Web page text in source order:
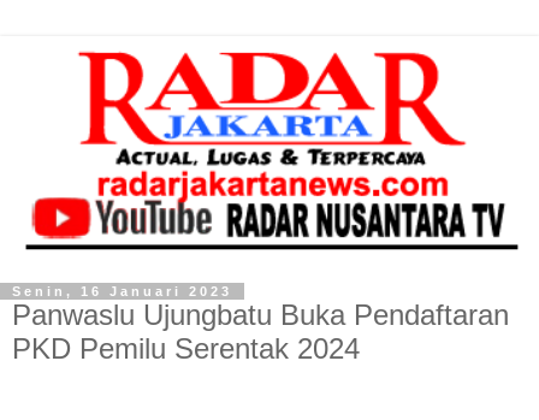
Senin, 16 Januari 2023
Panwaslu Ujungbatu Buka Pendaftaran
PKD Pemilu Serentak 2024